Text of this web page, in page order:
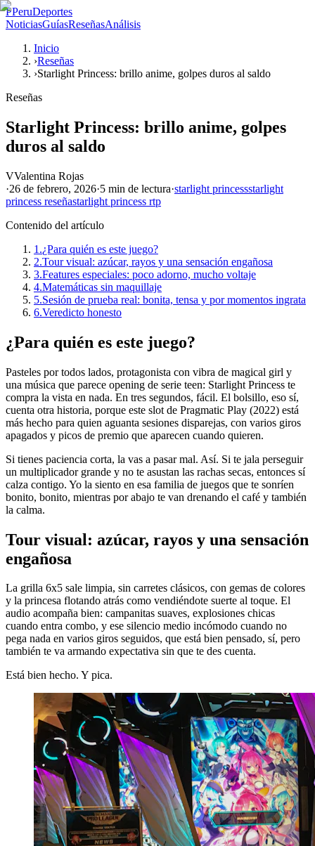
PPeruDeportes
NoticiasGuíasReseñasAnálisis
Inicio
›Reseñas
›Starlight Princess: brillo anime, golpes duros al saldo
Reseñas
Starlight Princess: brillo anime, golpes
duros al saldo
VValentina Rojas
·26 de febrero, 2026·5 min de lectura·starlight princessstarlight
princess reseñastarlight princess rtp
Contenido del artículo
1.¿Para quién es este juego?
2.Tour visual: azúcar, rayos y una sensación engañosa
3.Features especiales: poco adorno, mucho voltaje
4.Matemáticas sin maquillaje
5.Sesión de prueba real: bonita, tensa y por momentos ingrata
6.Veredicto honesto
¿Para quién es este juego?
Pasteles por todos lados, protagonista con vibra de magical girl y
una música que parece opening de serie teen: Starlight Princess te
compra la vista en nada. En tres segundos, fácil. El bolsillo, eso sí,
cuenta otra historia, porque este slot de Pragmatic Play (2022) está
más hecho para quien aguanta sesiones disparejas, con varios giros
apagados y picos de premio que aparecen cuando quieren.
Si tienes paciencia corta, la vas a pasar mal. Así. Si te jala perseguir
un multiplicador grande y no te asustan las rachas secas, entonces sí
calza contigo. Yo la siento en esa familia de juegos que te sonríen
bonito, bonito, mientras por abajo te van drenando el café y también
la calma.
Tour visual: azúcar, rayos y una sensación
engañosa
La grilla 6x5 sale limpia, sin carretes clásicos, con gemas de colores
y la princesa flotando atrás como vendiéndote suerte al toque. El
audio acompaña bien: campanitas suaves, explosiones chicas
cuando entra combo, y ese silencio medio incómodo cuando no
pega nada en varios giros seguidos, que está bien pensado, sí, pero
también te va armando expectativa sin que te des cuenta.
Está bien hecho. Y pica.